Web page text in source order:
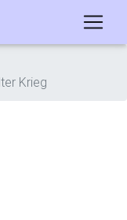
Krieg